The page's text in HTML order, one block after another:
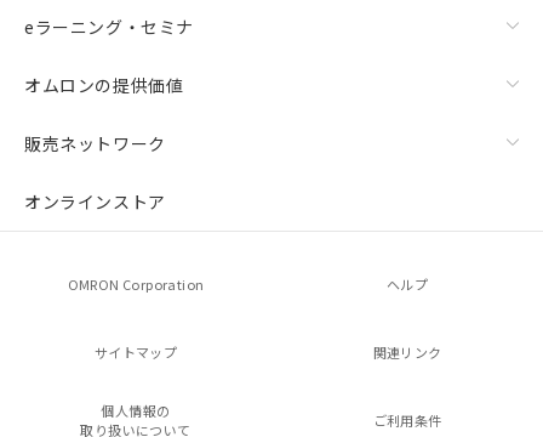
eラーニング・セミナ
オムロンの提供価値
販売ネットワーク
オンラインストア
OMRON Corporation ヘルプ
サイトマップ 関連リンク
個人情報の
取り扱いについて
ご利用条件